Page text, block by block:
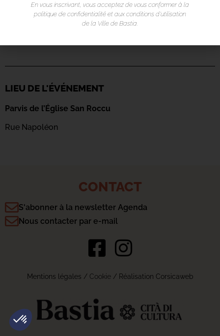
LIEU DE L'ÉVÉNEMENT
Parvis de l’Église San Roccu
Rue Napoléon
CONTACT
S'abonner à la newsletter Agenda
Nous contacter par e-mail
Mentions légales / Cookie/ Réalisation Corsicaweb
En vous inscrivant, vous acceptez de vous conformer à la
politique de confidentialité et aux conditions d’utilisation
de la Ville de Bastia.